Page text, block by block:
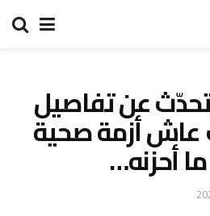
عن تفاصيل
أزمة صحية
أحزنه…